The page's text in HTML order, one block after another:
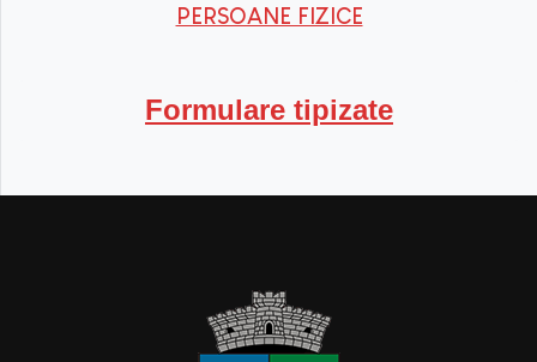
PERSOANE FIZICE
Formulare tipizate